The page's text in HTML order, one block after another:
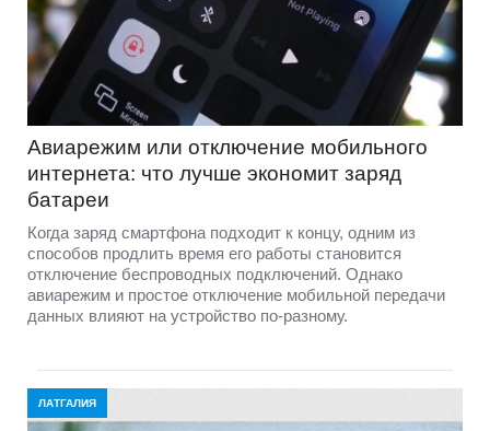
Авиарежим или отключение мобильного
интернета: что лучше экономит заряд
батареи
Когда заряд смартфона подходит к концу, одним из
способов продлить время его работы становится
отключение беспроводных подключений. Однако
авиарежим и простое отключение мобильной передачи
данных влияют на устройство по-разному.
ЛАТГАЛИЯ